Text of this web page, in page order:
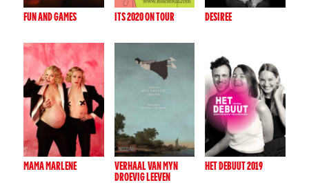
FUN AND GAMES ITS 2020 ON TOUR DESIREE
MAMA MARLENE
VERHAAL VAN MYN
DROEVIG LEEVEN
HET DEBUUT 2019